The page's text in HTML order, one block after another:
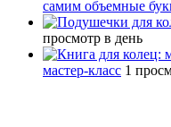
самим объемные
просмотр в день
мастер-класс 1